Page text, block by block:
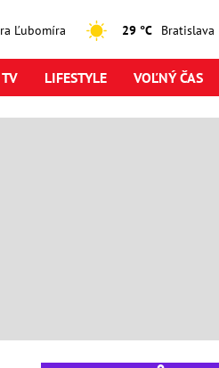
Ľubomíra 29 °C
LIFESTYLE VOĽNÝ ČAS